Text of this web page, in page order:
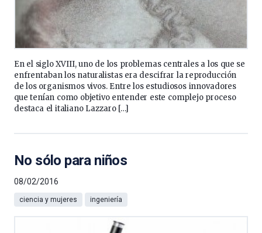
En el siglo XVIII, uno de los problemas centrales a los que se
enfrentaban los naturalistas era descifrar la reproducción
de los organismos vivos. Entre los estudiosos innovadores
que tenían como objetivo entender este complejo proceso
destaca el italiano Lazzaro […]
No sólo para niños
08/02/2016
ciencia y mujeres ingeniería